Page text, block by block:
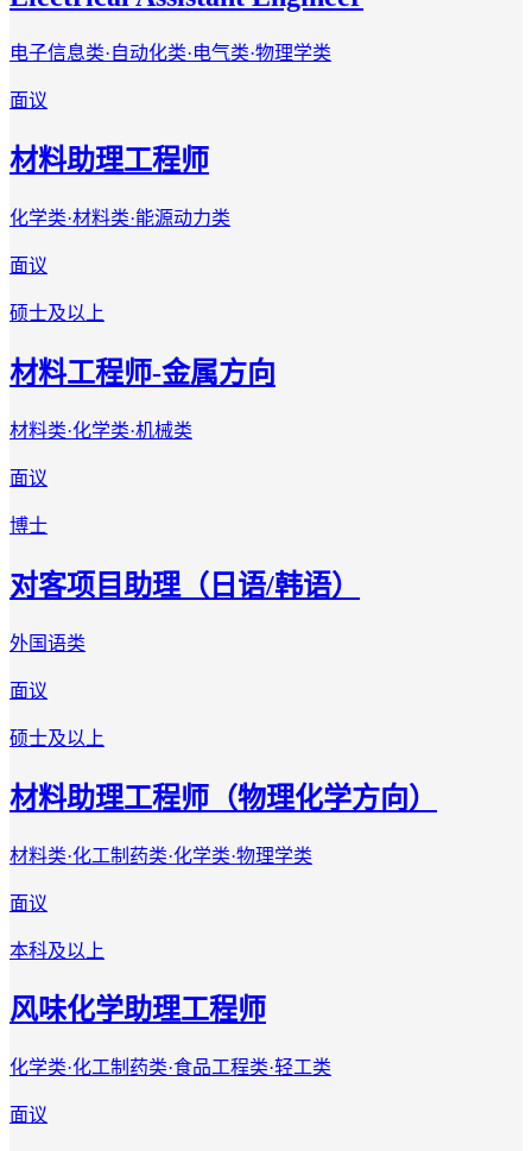
电子信息类·自动化类·电气类·物理学类
面议
材料助理工程师
化学类·材料类·能源动力类
面议
硕士及以上
材料工程师-金属方向
材料类·化学类·机械类
面议
博士
对客项目助理（日语/韩语）
外国语类
面议
硕士及以上
材料助理工程师（物理化学方向）
材料类·化工制药类·化学类·物理学类
面议
本科及以上
风味化学助理工程师
化学类·化工制药类·食品工程类·轻工类
面议